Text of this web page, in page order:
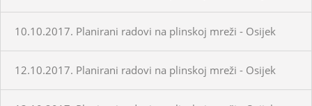
10.10.2017. Planirani radovi na plinskoj mreži - Osijek
12.10.2017. Planirani radovi na plinskoj mreži - Osijek